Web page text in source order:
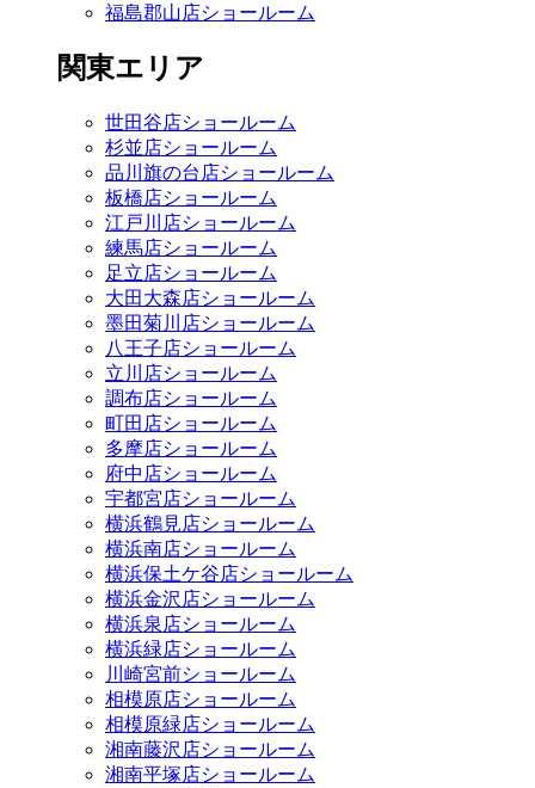
福島郡山店ショールーム
関東エリア
世田谷店ショールーム
杉並店ショールーム
品川旗の台店ショールーム
板橋店ショールーム
江戸川店ショールーム
練馬店ショールーム
足立店ショールーム
大田大森店ショールーム
墨田菊川店ショールーム
八王子店ショールーム
立川店ショールーム
調布店ショールーム
町田店ショールーム
多摩店ショールーム
府中店ショールーム
宇都宮店ショールーム
横浜鶴見店ショールーム
横浜南店ショールーム
横浜保土ケ谷店ショールーム
横浜金沢店ショールーム
横浜泉店ショールーム
横浜緑店ショールーム
川崎宮前ショールーム
相模原店ショールーム
相模原緑店ショールーム
湘南藤沢店ショールーム
湘南平塚店ショールーム